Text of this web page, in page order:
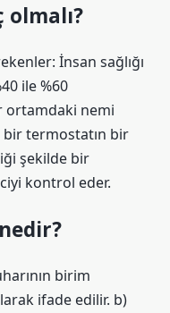
olmalı?
İnsan sağlığı
ile %60
ortamdaki nemi
termostatın bir
şekilde bir
kontrol eder.
birim
ifade edilir. b)